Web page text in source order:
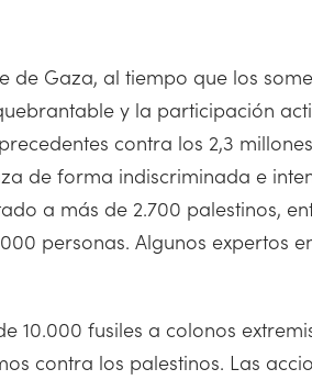
de Gaza, al tiempo que los
y la participación
contra los 2,3
de forma indiscriminada e
a más de 2.700 palestinos,
personas. Algunos expertos
fusiles a colonos
contra los palestinos. Las